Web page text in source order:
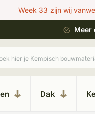
Week 33 zijn wij
Meer
Dak